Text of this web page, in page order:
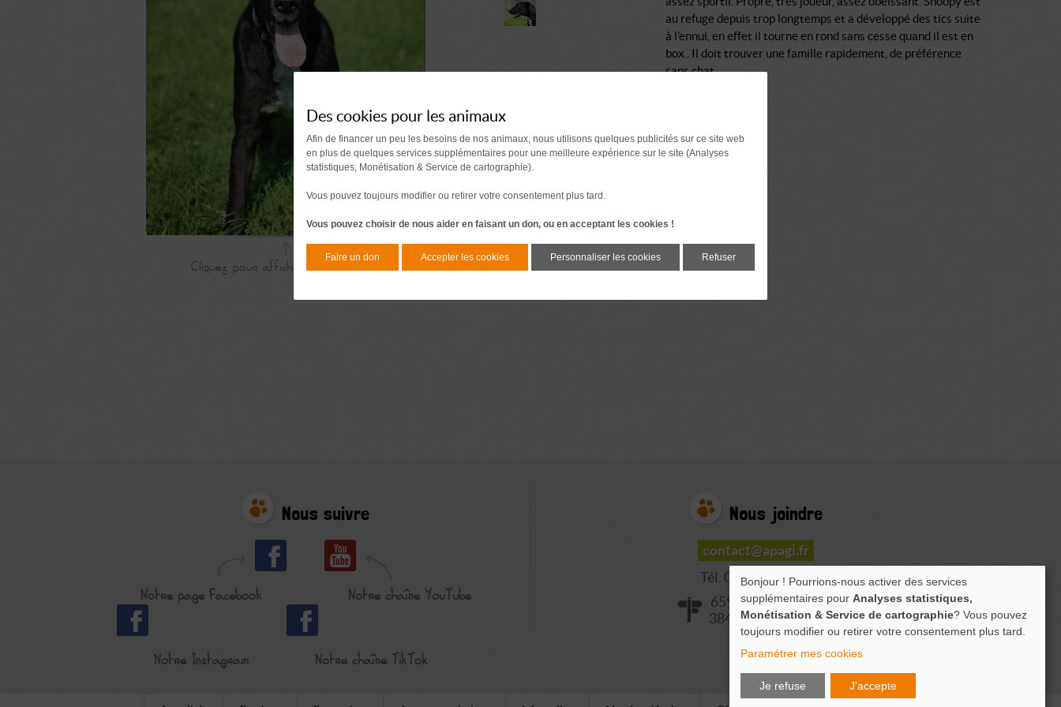
au refuge depuis trop longtemps et a développé des tics suite
à l'ennui, en effet il tourne en rond sans cesse quand il est en
box.. Il doit trouver une famille rapidement, de préférence
sans chat..
Nous suivre
Notre page Facebook Notre chaîne YouTube
Notre Instagram Notre chaîne TikTok
Nous joindre
contact@apagi.fr
Tél. 04 76 77 20 06
659 Route de L'Isère
38420 LE VERSOUD
Des cookies pour les animaux
Afin de financer un peu les besoins de nos animaux, nous utilisons quelques publicités sur ce site web
en plus de quelques services supplémentaires pour une meilleure expérience sur le site (Analyses
statistiques, Monétisation & Service de cartographie).
Vous pouvez toujours modifier ou retirer votre consentement plus tard.
Vous pouvez choisir de nous aider en faisant un don, ou en acceptant les cookies !
Faire un don Accepter les cookies Personnaliser les cookies Refuser
Bonjour ! Pourrions-nous activer des services
supplémentaires pour Analyses statistiques,
Monétisation & Service de cartographie? Vous pouvez
toujours modifier ou retirer votre consentement plus tard.
Paramétrer mes cookies
Je refuse J'accepte